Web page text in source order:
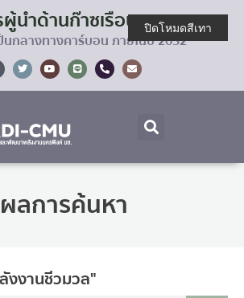
นำด้านก๊าซเรือนกระจก
นกลางทางคาร์บอน ภายในปี 2032"
ผลการค้นหา
งงานชีวมวล"
ปิดโหมดสีเทา